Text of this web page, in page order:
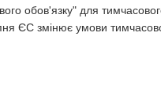
обов'язку" для
ЄС змінює умови